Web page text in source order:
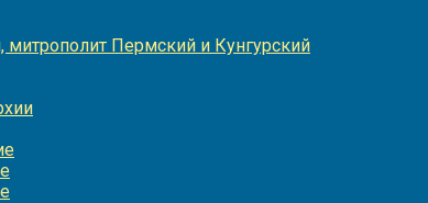
Пермский и Кунгурский